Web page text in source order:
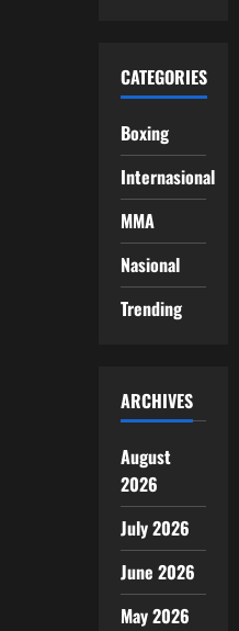
CATEGORIES
Boxing
Internasional
MMA
Nasional
Trending
ARCHIVES
August
2026
July 2026
June 2026
May 2026